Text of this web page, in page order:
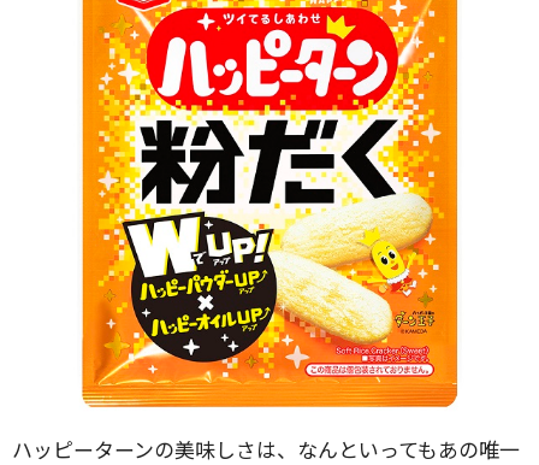
ハッピーターンの美味しさは、なんといってもあの唯一